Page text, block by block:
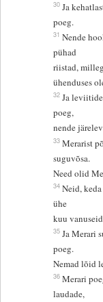
30 Ja
poeg.
31 Nende
pühad
riistad,
ühenduses
32 Ja
poeg,
nende
33 Merarist
suguvõsa.
Need olid
34 Neid,
ühe
kuu
35 Ja Merari
poeg.
Nemad lõid
36 Merari
laudade,